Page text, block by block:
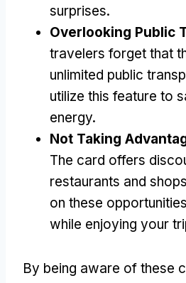
surprises.
Overlooking Public
travelers forget that
unlimited public
utilize this feature to
energy.
Not Taking
The card offers
restaurants and shops
on these
while enjoying your
By being aware of these